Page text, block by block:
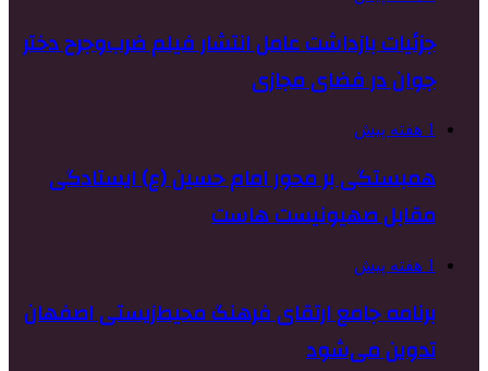
جزئیات بازداشت عامل انتشار فیلم ضرب‌وجرح دختر
جوان در فضای مجازی
1 هفته پیش
همبستگی بر محور امام حسین (ع) ایستادگی
مقابل صهیونیست هاست
1 هفته پیش
برنامه جامع ارتقای فرهنگ محیط‌زیستی اصفهان
تدوین می‌شود